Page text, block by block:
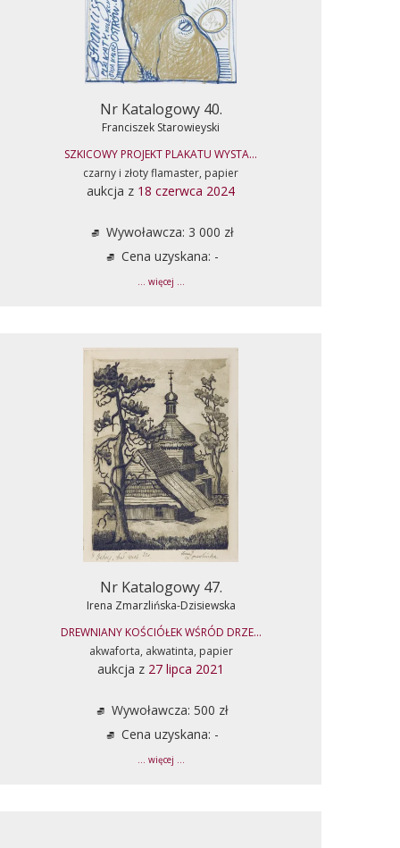
Nr Katalogowy 40.
Franciszek Starowieyski
SZKICOWY PROJEKT PLAKATU WYSTA...
czarny i złoty flamaster, papier
aukcja z 18 czerwca 2024
Wywoławcza: 3 000 zł
Cena uzyskana: -
... więcej ...
Nr Katalogowy 47.
Irena Zmarzlińska-Dzisiewska
DREWNIANY KOŚCIÓŁEK WŚRÓD DRZE...
akwaforta, akwatinta, papier
aukcja z 27 lipca 2021
Wywoławcza: 500 zł
Cena uzyskana: -
... więcej ...